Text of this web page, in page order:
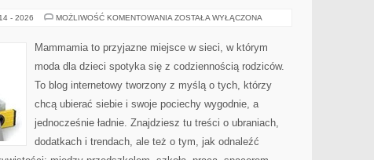
- 2026 MOŻLIWOŚĆ KOMENTOWANIA ZAKUPY
MAREK
SKLEPÓW
ZOSTAŁA WYŁĄCZONA
Mammamia to przyjazne miejsce w sieci, w którym
moda dla dzieci spotyka się z codziennością rodziców.
To blog internetowy tworzony z myślą o tych, którzy
chcą ubierać siebie i swoje pociechy wygodnie, a
jednocześnie ładnie. Znajdziesz tu treści o ubraniach,
dodatkach i trendach, ale też o tym, jak odnaleźć